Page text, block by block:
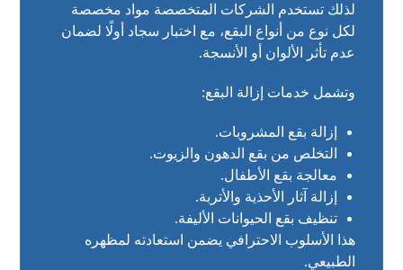
لذلك تستخدم الشركات المتخصصة مواد مخصصة
لكل نوع من أنواع البقع، مع اختبار سجاد أولًا لضمان
عدم تأثر الألوان أو الأنسجة.
وتشمل خدمات إزالة البقع:
إزالة بقع المشروبات.
التخلص من بقع الدهون والزيوت.
معالجة بقع الأطفال.
إزالة آثار الأحذية والأتربة.
تنظيف بقع الحيوانات الأليفة.
هذا الأسلوب الاحترافي يضمن استعادته لمظهره
الطبيعي.